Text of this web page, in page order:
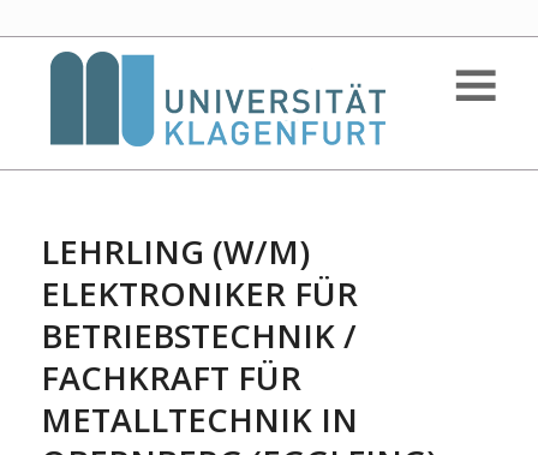
LEHRLING (W/M)
ELEKTRONIKER FÜR
BETRIEBSTECHNIK /
FACHKRAFT FÜR
METALLTECHNIK IN